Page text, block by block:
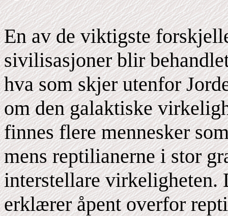
En av de viktigste
sivilisasjoner blir
hva som skjer utenfor
om den galaktiske
finnes flere mennesker
mens reptilianerne i stor
interstellare virkeligheten.
erklærer åpent overfor